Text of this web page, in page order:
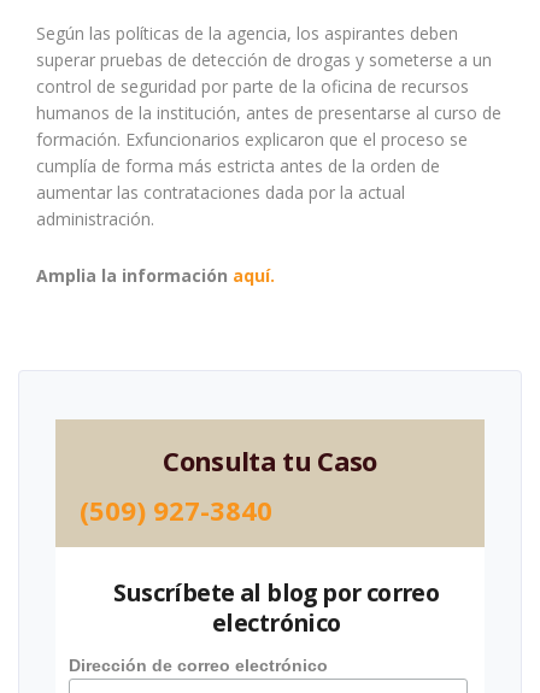
Según las políticas de la agencia, los aspirantes deben
superar pruebas de detección de drogas y someterse a un
control de seguridad por parte de la oficina de recursos
humanos de la institución, antes de presentarse al curso de
formación. Exfuncionarios explicaron que el proceso se
cumplía de forma más estricta antes de la orden de
aumentar las contrataciones dada por la actual
administración.
Amplia la información aquí.
Consulta tu Caso
(509) 927-3840
Suscríbete al blog por correo
electrónico
Dirección de correo electrónico